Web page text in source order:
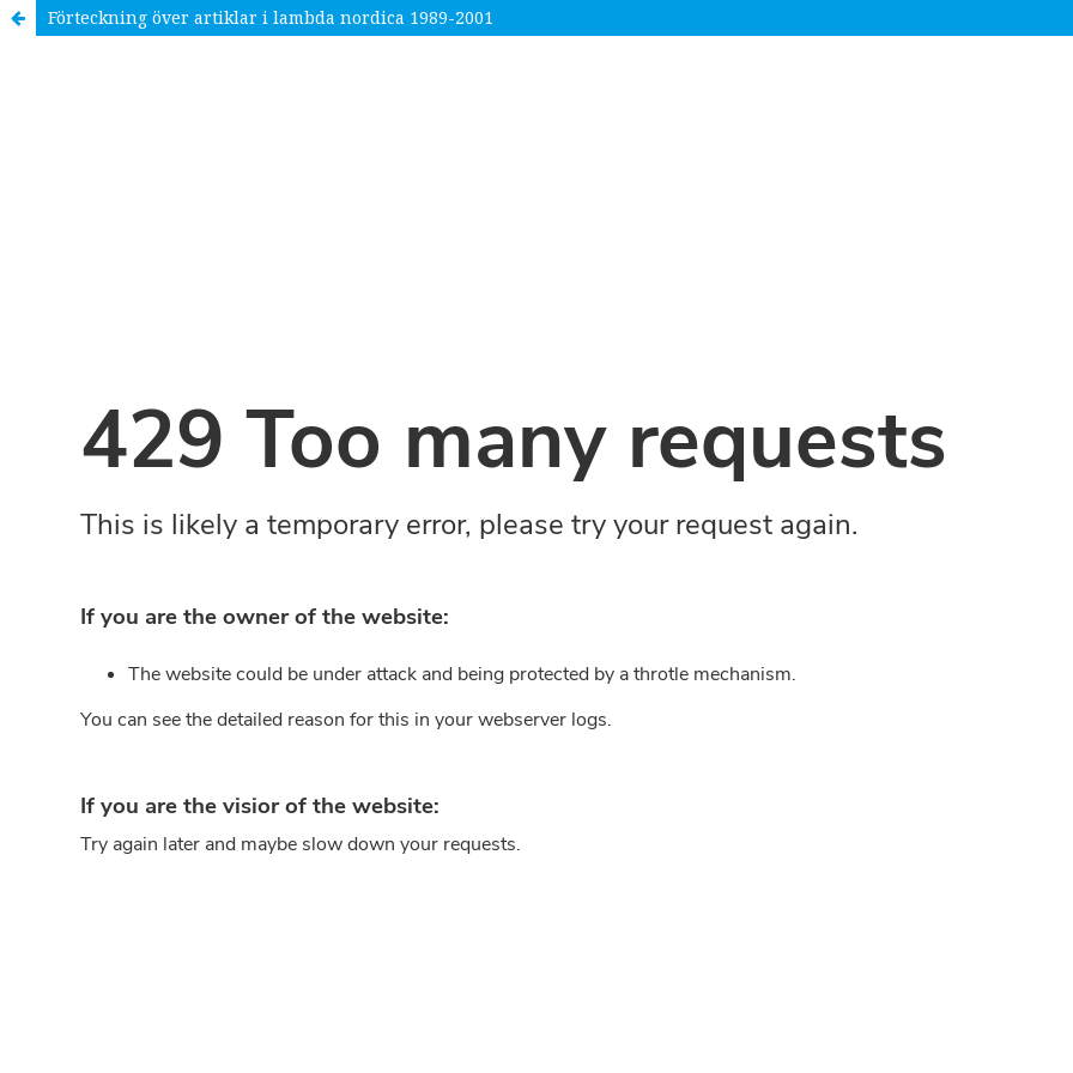
Förteckning över artiklar i lambda nordica 1989-2001